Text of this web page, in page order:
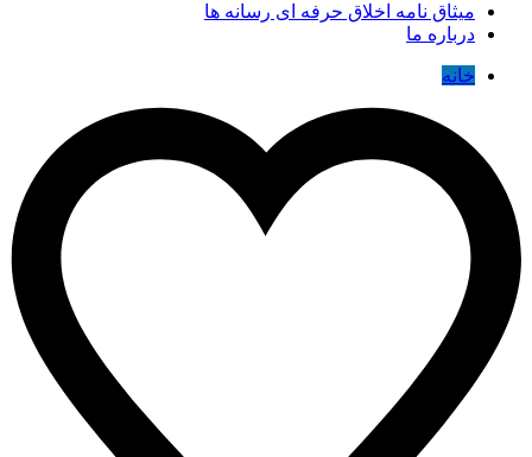
میثاق نامه اخلاق حرفه ای رسانه ها
درباره ما
خانه